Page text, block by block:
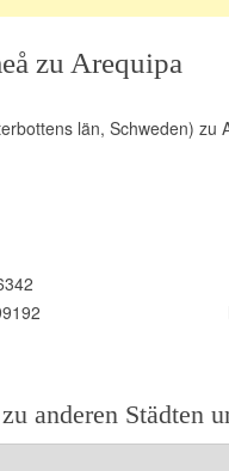
zu Arequipa
län, Schweden) zu
anderen Städten